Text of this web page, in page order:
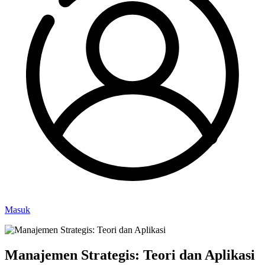
Masuk
Manajemen Strategis: Teori dan Aplikasi